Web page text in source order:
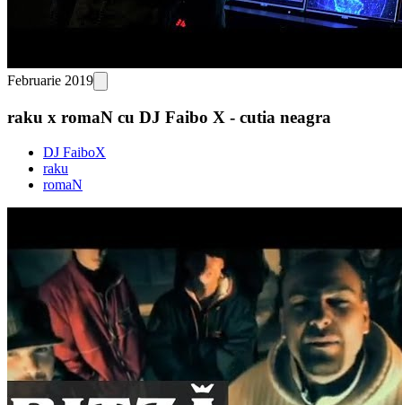
Februarie 2019
raku x romaN cu DJ Faibo X - cutia neagra
DJ FaiboX
raku
romaN